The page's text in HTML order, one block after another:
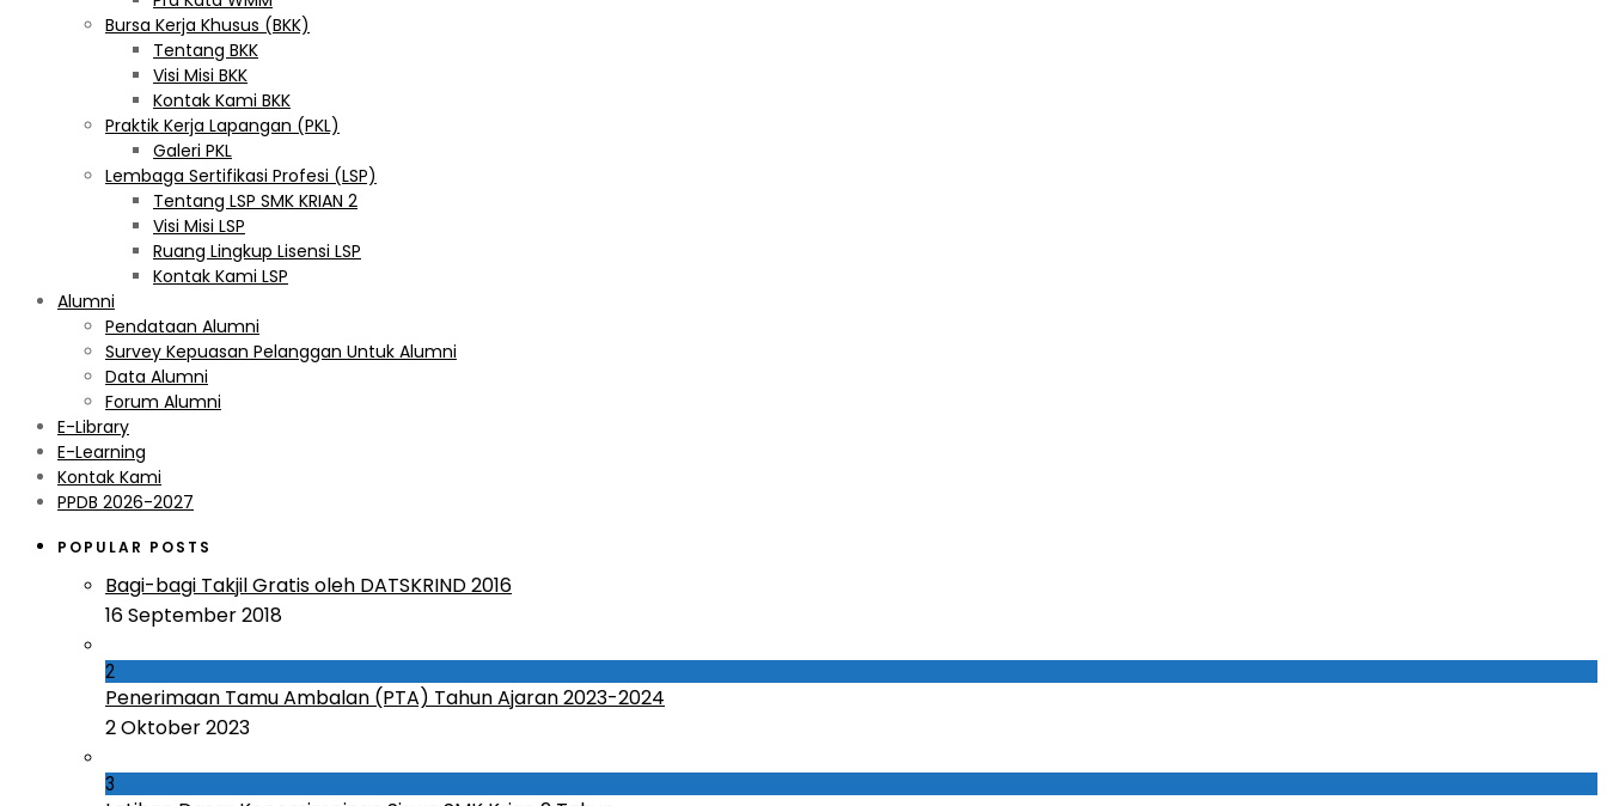
Bursa Kerja Khusus (BKK)
Tentang BKK
Visi Misi BKK
Kontak Kami BKK
Praktik Kerja Lapangan (PKL)
Galeri PKL
Lembaga Sertifikasi Profesi (LSP)
Tentang LSP SMK KRIAN 2
Visi Misi LSP
Ruang Lingkup Lisensi LSP
Kontak Kami LSP
Alumni
Pendataan Alumni
Survey Kepuasan Pelanggan Untuk Alumni
Data Alumni
Forum Alumni
E-Library
E-Learning
Kontak Kami
PPDB 2026-2027
POPULAR POSTS
Bagi-bagi Takjil Gratis oleh DATSKRIND 2016
16 September 2018
2
Penerimaan Tamu Ambalan (PTA) Tahun Ajaran 2023-2024
2 Oktober 2023
3